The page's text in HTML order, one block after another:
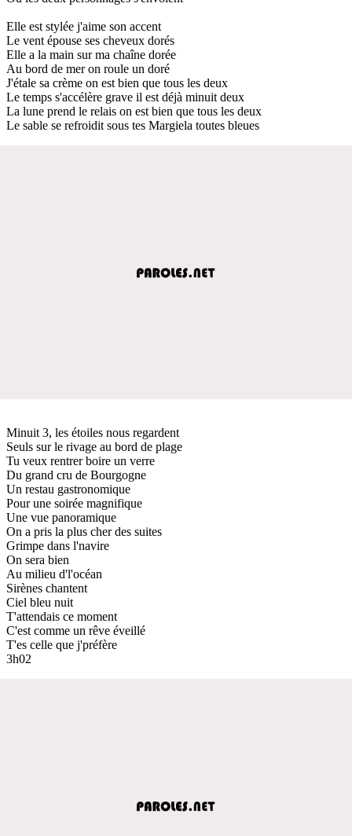
Elle est stylée j'aime son accent
Le vent épouse ses cheveux dorés
Elle a la main sur ma chaîne dorée
Au bord de mer on roule un doré
J'étale sa crème on est bien que tous les deux
Le temps s'accélère grave il est déjà minuit deux
La lune prend le relais on est bien que tous les deux
Le sable se refroidit sous tes Margiela toutes bleues
Minuit 3, les étoiles nous regardent
Seuls sur le rivage au bord de plage
Tu veux rentrer boire un verre
Du grand cru de Bourgogne
Un restau gastronomique
Pour une soirée magnifique
Une vue panoramique
On a pris la plus cher des suites
Grimpe dans l'navire
On sera bien
Au milieu d'l'océan
Sirènes chantent
Ciel bleu nuit
T'attendais ce moment
C'est comme un rêve éveillé
T'es celle que j'préfère
3h02